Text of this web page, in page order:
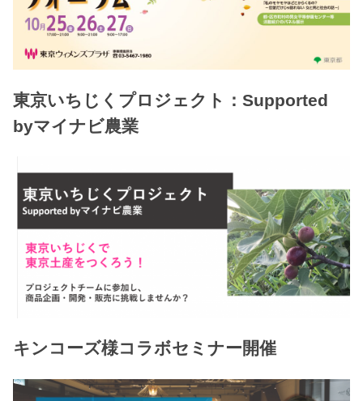
東京いちじくプロジェクト：Supported
byマイナビ農業
キンコーズ様コラボセミナー開催